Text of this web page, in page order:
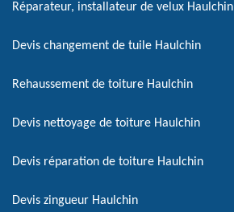
Réparateur, installateur de velux Haulchin
Devis changement de tuile Haulchin
Rehaussement de toiture Haulchin
Devis nettoyage de toiture Haulchin
Devis réparation de toiture Haulchin
Devis zingueur Haulchin